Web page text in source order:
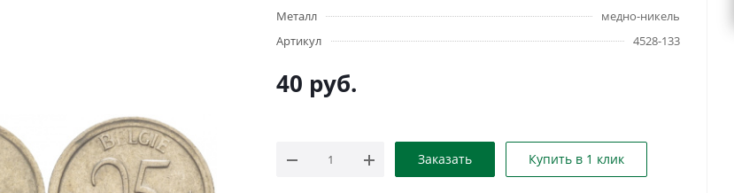
Металл
медно-никель
Артикул
4528-133
40 руб.
Заказать Купить в 1 клик